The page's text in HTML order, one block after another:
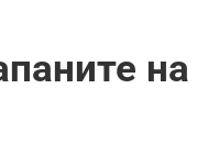
на